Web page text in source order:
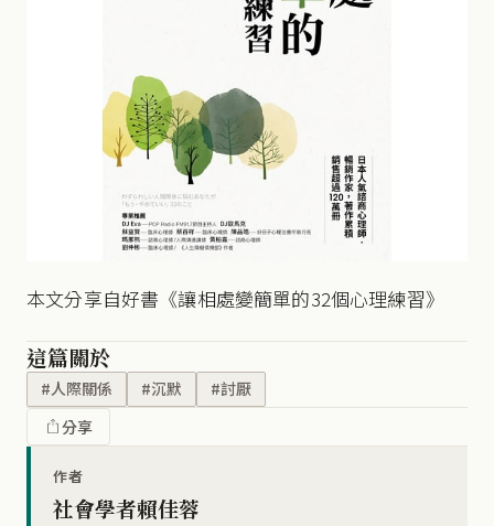
本文分享自好書《讓相處變簡單的32個心理練習》
這篇關於
#人際關係 #沉默
#討厭
分享
作者
社會學者賴佳蓉